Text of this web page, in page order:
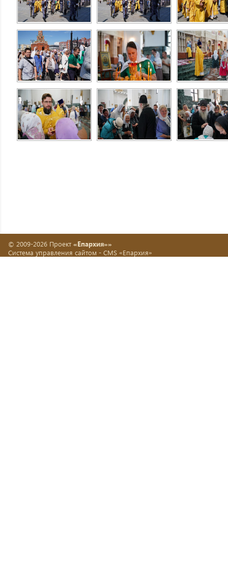
© 2009-2026 Проект «Епархия»»
Система управления сайтом - CMS «Епархия»